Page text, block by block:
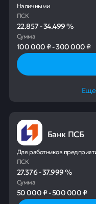
Наличными
ПСК
22.857-34.499%
Сумма
100 000 ₽-300 000 ₽
Еще
Банк ПСБ
Для работников
ПСК
27.376-37.999%
Сумма
50 000 ₽-500 000 ₽